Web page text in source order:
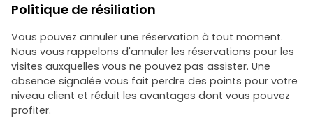
Politique de résiliation
Vous pouvez annuler une réservation à tout moment.
Nous vous rappelons d'annuler les réservations pour les
visites auxquelles vous ne pouvez pas assister. Une
absence signalée vous fait perdre des points pour votre
niveau client et réduit les avantages dont vous pouvez
profiter.